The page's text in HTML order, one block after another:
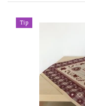
Tip